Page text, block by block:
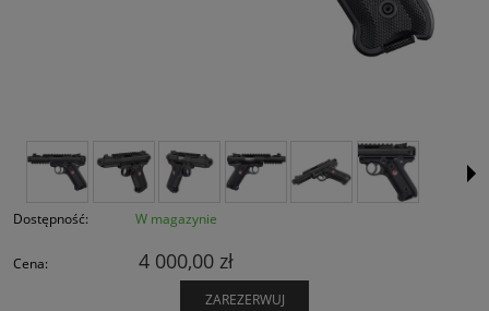
Dostępność: W magazynie
Cena: 4 000,00 zł
ZAREZERWUJ